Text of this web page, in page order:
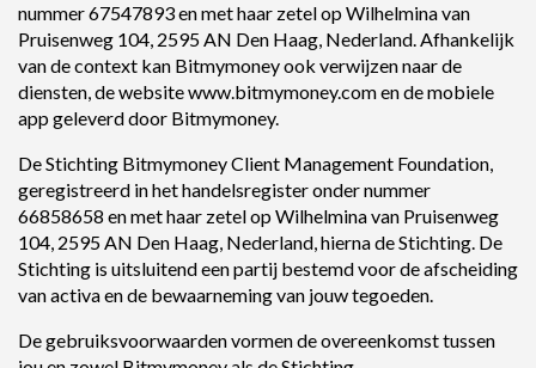
nummer 67547893 en met haar zetel op Wilhelmina van
Pruisenweg 104, 2595 AN Den Haag, Nederland. Afhankelijk
van de context kan Bitmymoney ook verwijzen naar de
diensten, de website www.bitmymoney.com en de mobiele
app geleverd door Bitmymoney.
De Stichting Bitmymoney Client Management Foundation,
geregistreerd in het handelsregister onder nummer
66858658 en met haar zetel op Wilhelmina van Pruisenweg
104, 2595 AN Den Haag, Nederland, hierna de Stichting. De
Stichting is uitsluitend een partij bestemd voor de afscheiding
van activa en de bewaarneming van jouw tegoeden.
De gebruiksvoorwaarden vormen de overeenkomst tussen